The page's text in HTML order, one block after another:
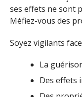
ses effets ne sont
Méfiez-vous des
Soyez vigilants
La
Des effets